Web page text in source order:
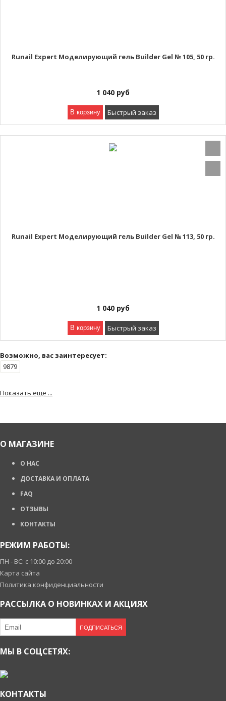
Runail Expert Моделирующий гель Builder Gel № 105, 50 гр.
1 040 руб
В корзину Быстрый заказ
Runail Expert Моделирующий гель Builder Gel № 113, 50 гр.
1 040 руб
В корзину Быстрый заказ
Возможно, вас заинтересует:
Показать еще ...
9879
О МАГАЗИНЕ
О НАС
ДОСТАВКА И ОПЛАТА
FAQ
ОТЗЫВЫ
КОНТАКТЫ
РЕЖИМ РАБОТЫ:
ПН - ВС: с 10:00 до 20:00
Карта сайта
Политика конфиденциальности
РАССЫЛКА О НОВИНКАХ И АКЦИЯХ
ПОДПИСАТЬСЯ
МЫ В СОЦСЕТЯХ:
КОНТАКТЫ